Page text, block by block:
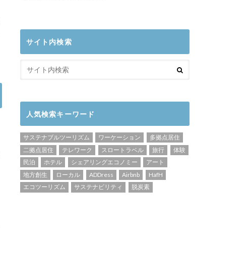
サイト内検索
人気検索キーワード
サステナブルツーリズム ワーケーション
多拠点居住
二拠点居住
テレワーク スロートラベル 旅行
体験
民泊
ホテル シェアリングエコノミー
アート
地方創生
ローカル ADDress Airbnb
HafH
エコツーリズム
サステナビリティ 脱炭素